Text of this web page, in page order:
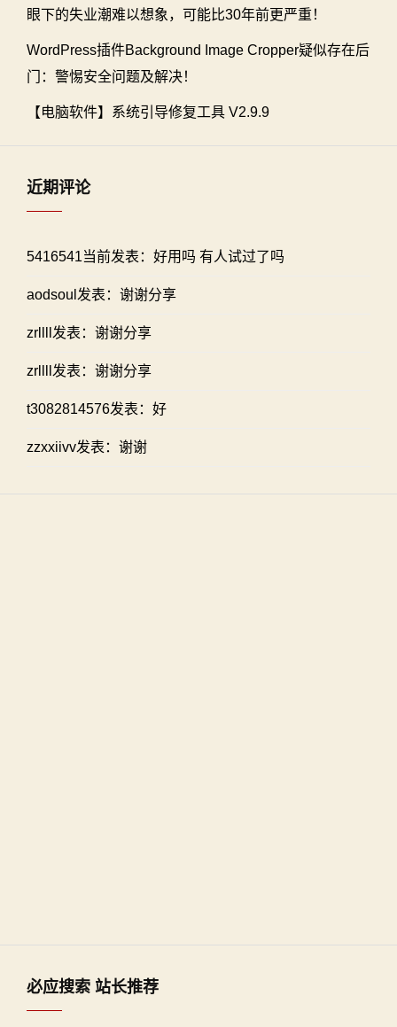
眼下的失业潮难以想象，可能比30年前更严重！
WordPress插件Background Image Cropper疑似存在后
门：警惕安全问题及解决！
【电脑软件】系统引导修复工具 V2.9.9
近期评论
5416541当前发表：好用吗 有人试过了吗
aodsoul发表：谢谢分享
zrllll发表：谢谢分享
zrllll发表：谢谢分享
t3082814576发表：好
zzxxiivv发表：谢谢
必应搜索 站长推荐